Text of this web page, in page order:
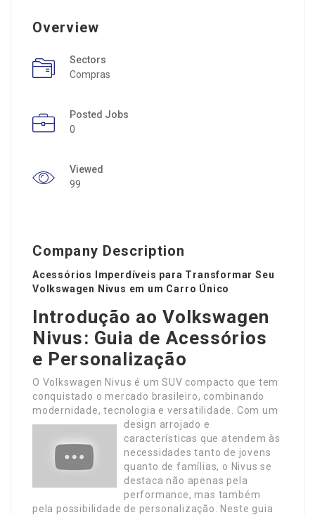
Overview
Sectors
Compras
Posted Jobs
0
Viewed
99
Company Description
Acessórios Imperdíveis para Transformar Seu
Volkswagen Nivus em um Carro Único
Introdução ao Volkswagen
Nivus: Guia de Acessórios
e Personalização
O Volkswagen Nivus é um SUV compacto que tem
conquistado o mercado brasileiro, combinando
modernidade, tecnologia e versatilidade.
Com um
design arrojado e
características que atendem às
necessidades tanto de jovens
quanto de famílias, o Nivus se
destaca não apenas pela
performance, mas também
pela possibilidade de personalização. Neste guia